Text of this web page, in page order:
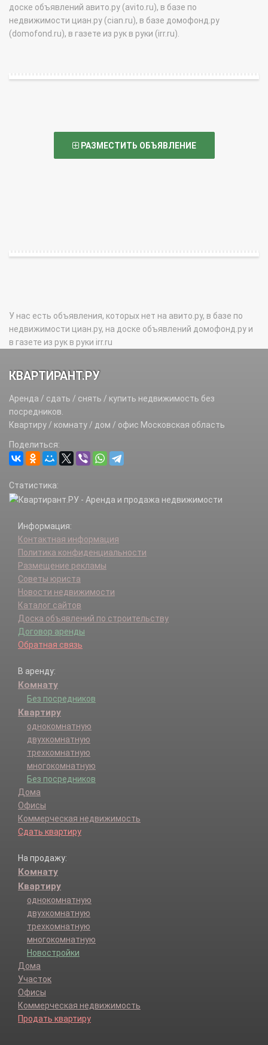
доске объявлений авито.ру (avito.ru), в базе по
недвижимости циан.ру (cian.ru), в базе домофонд.ру
(domofond.ru), в газете из рук в руки (irr.ru).
РАЗМЕСТИТЬ ОБЪЯВЛЕНИЕ
У нас есть объявления, которых нет на авито.ру, в базе по
недвижимости циан.ру, на доске объявлений домофонд.ру и
в газете из рук в руки irr.ru
КВАРТИРАНТ.РУ
Аренда / сдать / снять / купить недвижимость без
посредников.
Квартиру / комнату / дом / офис Московская область
Поделиться:
Статистика:
Информация:
Контактная информация
Политика конфиденциальности
Размещение рекламы
Советы юриста
Новости недвижимости
Каталог сайтов
Доска объявлений по строительству
Договор аренды
Обратная связь
В аренду:
Комнату
Без посредников
Квартиру
однокомнатную
двухкомнатную
трехкомнатную
многокомнатную
Без посредников
Дома
Офисы
Коммерческая недвижимость
Сдать квартиру
На продажу:
Комнату
Квартиру
однокомнатную
двухкомнатную
трехкомнатную
многокомнатную
Новостройки
Дома
Участок
Офисы
Коммерческая недвижимость
Продать квартиру